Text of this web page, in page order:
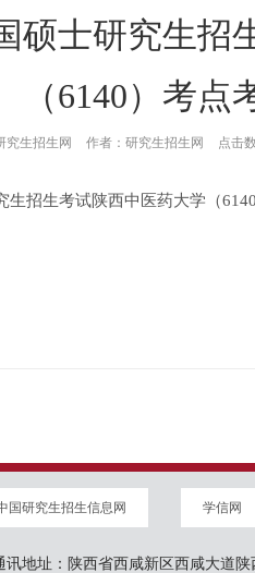
硕士研究生招
（6140）考
究生招生网 作者： 研究生招生网 点击
生招生考试陕西中医药大学（
国研究生招生信息网 学信网
讯地址：陕西省西咸新区西咸大道